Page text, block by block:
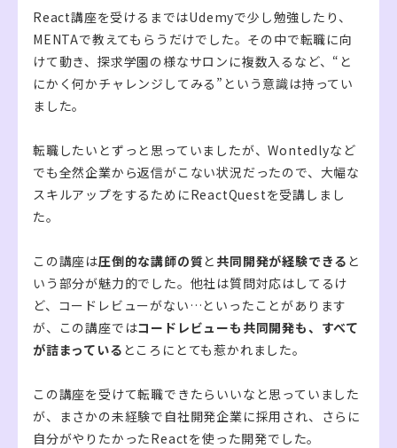
React講座を受けるまではUdemyで少し勉強したり、
MENTAで教えてもらうだけでした。その中で転職に向
けて動き、探求学園の様なサロンに複数入るなど、“と
にかく何かチャレンジしてみる”という意識は持ってい
ました。
転職したいとずっと思っていましたが、Wontedlyなど
でも全然企業から返信がこない状況だったので、大幅な
スキルアップをするためにReactQuestを受講しまし
た。
この講座は圧倒的な講師の質と 共同開発が経験できる と
いう部分が魅力的でした。他社は質問対応はしてるけ
ど、コードレビューがない…といったことがあります
が、この講座ではコードレビューも共同開発も、すべて
が詰まっている ところにとても惹かれました。
この講座を受けて転職できたらいいなと思っていました
が、まさかの未経験で自社開発企業に採用され、さらに
自分がやりたかったReactを使った開発でした。